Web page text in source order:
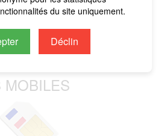
du site uniquement.
Déclin
restant.
MOBILES